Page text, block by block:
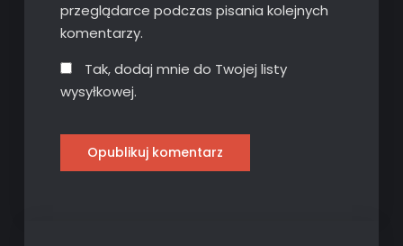
przeglądarce podczas pisania kolejnych
komentarzy.
Tak, dodaj mnie do Twojej listy
wysyłkowej.